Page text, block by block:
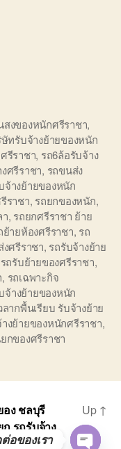
สงของหนักศรีราชา,
ทรับจ้างย้ายของหนัก
รีราชา, รถ6ล้อรับจ้าง
ศรีราชา, รถขนส่ง
จ้างย้ายของหนัก
ราชา, รถยกของหนัก,
, รถยกศรีราชา ย้าย
ย้ายห้องศรีราชา, รถ
ศรีราชา, รถรับจ้างย้าย
รถรับย้ายของศรีราชา,
, รถเฉพาะกิจ
จ้างย้ายของหนัก
ากพื้นเรียบ รับจ้างย้าย
งย้ายของหนักศรีราชา,
กของศรีราชา
อง ชลบุรี
รถรับจ้าง
Up ↑
อของเรา